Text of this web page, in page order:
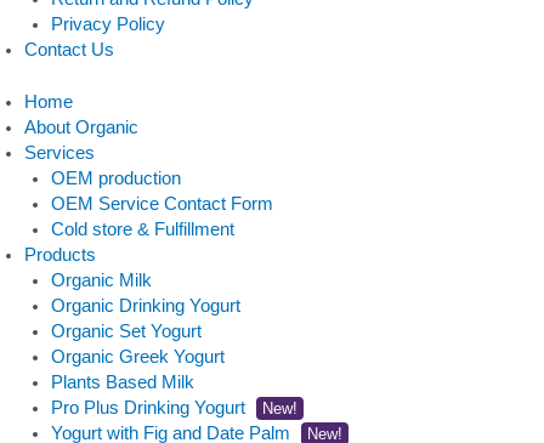
Privacy Policy
Contact Us
Home
About Organic
Services
OEM production
OEM Service Contact Form
Cold store & Fulfillment
Products
Organic Milk
Organic Drinking Yogurt
Organic Set Yogurt
Organic Greek Yogurt
Plants Based Milk
Pro Plus Drinking Yogurt
New!
Yogurt with Fig and Date Palm New!